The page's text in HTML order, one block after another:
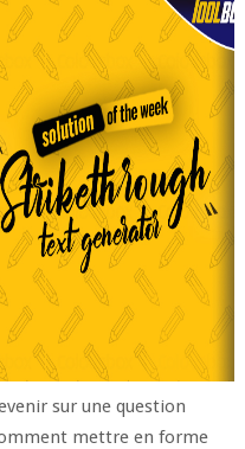
sur une question
mettre en forme